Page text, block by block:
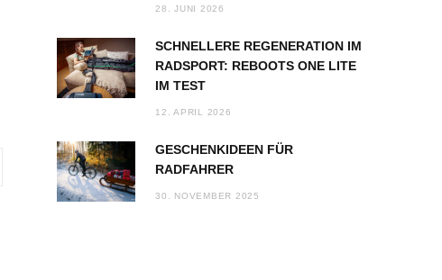
28. JUNI 2026
SCHNELLERE REGENERATION IM
RADSPORT: REBOOTS ONE LITE
IM TEST
12. APRIL 2026
GESCHENKIDEEN FÜR
RADFAHRER
30. NOVEMBER 2025